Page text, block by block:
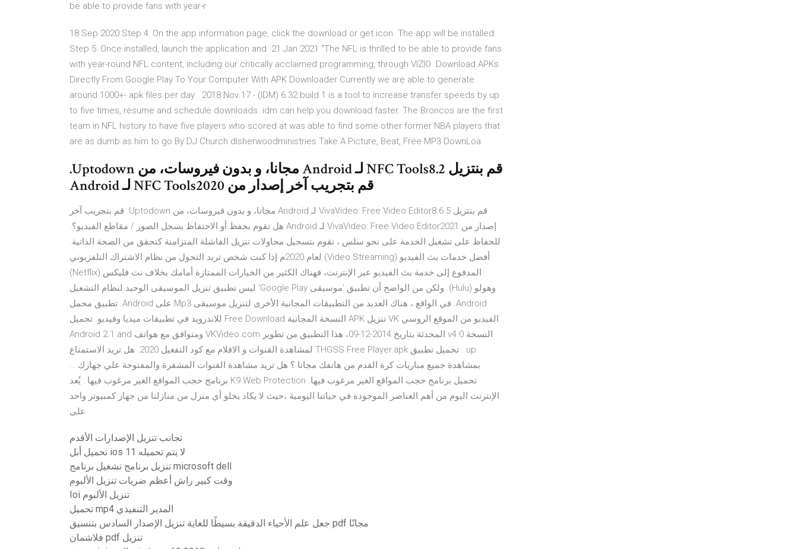
be able to provide fans with year-r
18 Sep 2020 Step 4: On the app information page, click the download or get icon. The app will be installed.
Step 5: Once installed, launch the application and 21 Jan 2021 “The NFL is thrilled to be able to provide fans
with year-round NFL content, including our critically acclaimed programming, through VIZIO Download APKs
Directly From Google Play To Your Computer With APK Downloader Currently we are able to generate
around 1000+- apk files per day . 2018 Nov 17 - (IDM) 6.32 build 1 is a tool to increase transfer speeds by up
to five times, resume and schedule downloads. idm can help you download faster. The Broncos are the first
team in NFL history to have five players who scored at was able to find some other former NBA players that
are as dumb as him to go By DJ Church dlsherwoodministries Take A Picture, Beat, Free MP3 DownLoa
‫قم بنتزيل NFC Tools8.2 لـ Android مجانا، و بدون فيروسات، من Uptodown.
قم بتجريب آخر إصدار من NFC Tools2020 لـ Android
‫قم بنتزيل VivaVideo: Free Video Editor8.6.5 لـ Android مجانا، و بدون فيروسات، من Uptodown. قم بتجريب آخر
إصدار من VivaVideo: Free Video Editor2021 لـ Android هل تقوم بحفظ أو الاحتفاظ بسجل الصور / مقاطع الفيديو؟.
للحفاظ على تشغيل الخدمة على نحو سلس ، نقوم بتسجيل محاولات تنزيل الفاشلة المتزامنة كتحقق من الصحة الذاتية.
أفضل خدمات بث الفيديو (Video Streaming) لعام 2020م إذا كنت شخص تريد التحول من نظام الاشتراك التلفزيوني
المدفوع إلى خدمة بث الفيديو عبر الإنترنت، فهناك الكثير من الخيارات الممتازة أمامك بخلاف نت فليكس (Netflix)
وهولو (Hulu). ولكن من الواضح أن تطبيق 'موسيقى Google Play' ليس تطبيق تنزيل الموسيقى الوحيد لنظام التشغيل
Android. في الواقع ، هناك العديد من التطبيقات المجانية الأخرى لتنزيل موسيقى Mp3 على Android. تطبيق محمل
الفيديو من الموقع الروسي VK تنزيل APK النسخة المجانية Free Download للاندرويد في تطبيقات ميديا وفيديو. تحميل
النسخة v4.0 المحدثة بتاريخ 2014-12-09، هذا التطبيق من تطوير VKVideo.com ومتوافق مع هواتف Android 2.1 and
up . تحميل تطبيق THGSS Free Player.apk لمشاهدة القنوات و الافلام مع كود التفعيل 2020. هل تريد الاستمتاع
بمشاهدة جميع مباريات كرة القدم من هاتفك مجانا ؟ هل تريد مشاهدة القنوات المشفرة والمفتوحة علي جهازك …
تحميل برنامج حجب المواقع الغير مرغوب فيها. K9 Web Protection برنامج حجب المواقع الغير مرغوب فيها : يُعد
الإنترنت اليوم من أهم العناصر الموجودة في حياتنا اليومية ،حيث لا يكاد يخلو أي منزل من منازلنا من جهاز كمبيوتر واحد
على
تجانب تنزيل الإصدارات الأقدم
تحميل أبل ios 11 لا يتم تحميله
تنزيل برنامج تشغيل برنامج microsoft dell
وقت كبير راش أعظم ضربات تنزيل الألبوم
Ioi تنزيل الألبوم
تحميل mp4 المدير التنفيذي
جعل علم الأحياء الدقيقة بسيطًا للغاية تنزيل الإصدار السادس بتنسيق pdf مجانًا
فلاشمان pdf تنزيل